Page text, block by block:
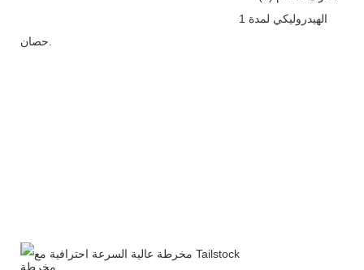
الهيدروليكي لمدة 1